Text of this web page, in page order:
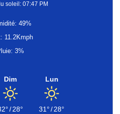
soleil: 07:47 PM
49%
11.2Kmph
3%
Dim
/28°
Lun
31°/28°